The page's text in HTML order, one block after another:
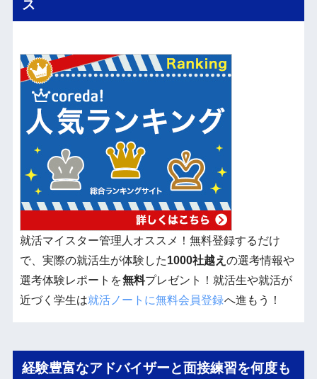
ス
就活マイスター管理人オススメ！無料登録するだけ
で、実際の就活生が体験した1000社越え の選考情報や
選考体験レポートを無料プレゼント！就活生や就活が
近づく学生は就活ノートに無料会員登録へ進もう！
経験豊富なアドバイザーと面接練習を何度も